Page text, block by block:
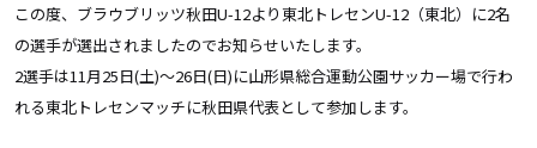
この度、ブラウブリッツ秋田U-12より東北トレセンU-12（東北）に2名
の選手が選出されましたのでお知らせいたします。
2選手は11月25日(土)～26日(日)に山形県総合運動公園サッカー場で行わ
れる東北トレセンマッチに秋田県代表として参加します。